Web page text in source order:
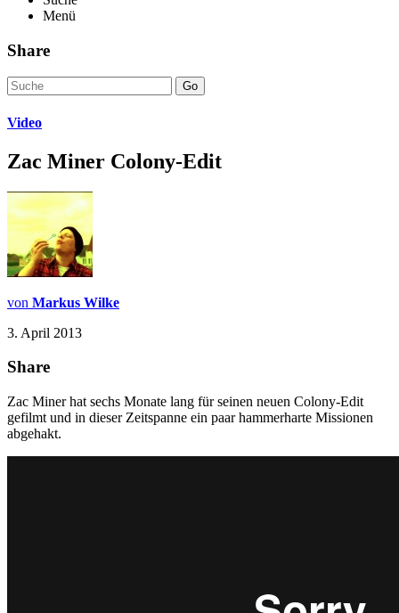
Menü
Share
Go
Video
Zac Miner Colony-Edit
von Markus Wilke
3. April 2013
Share
Zac Miner hat sechs Monate lang für seinen neuen Colony-Edit
gefilmt und in dieser Zeitspanne ein paar hammerharte Missionen
abgehakt.